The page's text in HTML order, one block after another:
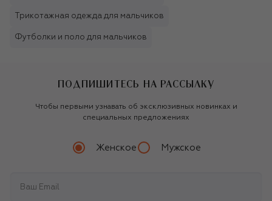
Трикотажная одежда для мальчиков
Футболки и поло для мальчиков
ПОДПИШИТЕСЬ НА РАССЫЛКУ
Чтобы первыми узнавать об эксклюзивных новинках и
специальных предложениях
Женское Мужское